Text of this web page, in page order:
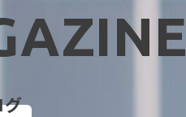
グ